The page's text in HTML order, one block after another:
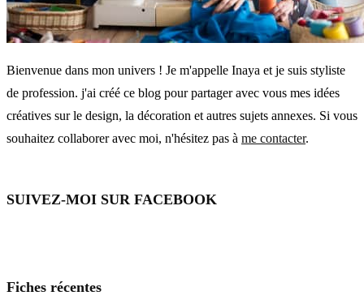
Bienvenue dans mon univers ! Je m'appelle Inaya et je suis styliste
de profession. j'ai créé ce blog pour partager avec vous mes idées
créatives sur le design, la décoration et autres sujets annexes. Si vous
souhaitez collaborer avec moi, n'hésitez pas à me contacter.
SUIVEZ-MOI SUR FACEBOOK
Fiches récentes